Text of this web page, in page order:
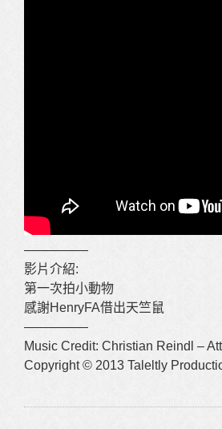
—————
影片介紹:
第一次拍小動物
感謝HenryFA借出天竺鼠
—————
Music Credit: Christian Reindl –
Copyright © 2013 Taleltly